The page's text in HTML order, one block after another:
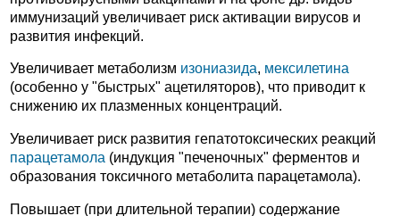
иммунизаций увеличивает риск активации вирусов и
развития инфекций.
Увеличивает метаболизм изониазида, мексилетина
(особенно у "быстрых" ацетиляторов), что приводит к
снижению их плазменных концентраций.
Увеличивает риск развития гепатотоксических реакций
парацетамола (индукция "печеночных" ферментов и
образования токсичного метаболита парацетамола).
Повышает (при длительной терапии) содержание